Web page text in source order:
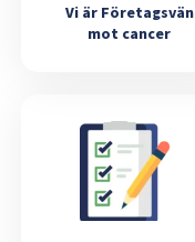
Vi är Företagsvän
mot cancer